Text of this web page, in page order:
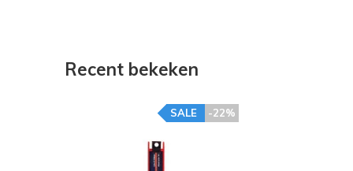
Recent bekeken
-22%
SALE